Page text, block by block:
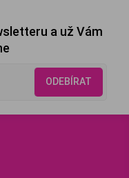
a už Vám
ODEBÍRAT